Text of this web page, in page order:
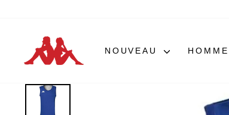
NOUVEAU HOMME